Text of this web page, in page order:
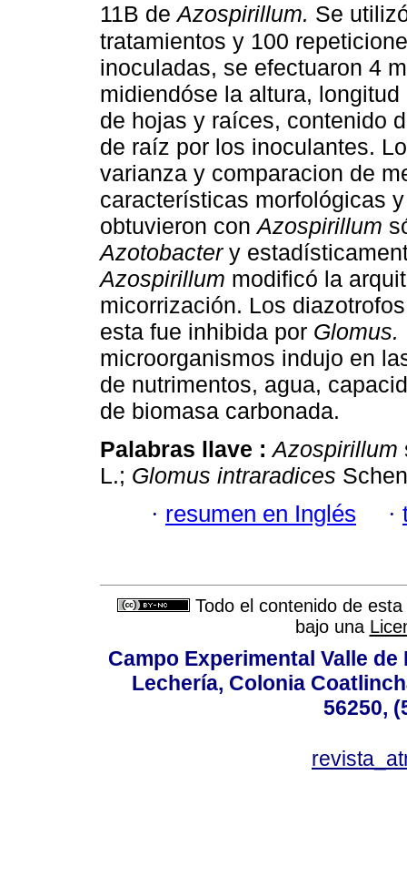
11B deAzospirillum. Se
tratamientos y 100
inoculadas, se efectuaron 4
midiendóse la altura,
de hojas y raíces, contenido
de raíz por los inoculantes.
varianza y comparacion de
características morfológicas
obtuvieron con Azospirillum
Azotobactery
Azospirillum modificó la
micorrización. Los
esta fue inhibida por Glomus.
microorganismos indujo en
de nutrimentos, agua,
de biomasa carbonada.
Palabras llave :Azospirillum
L.; Glomus intraradices
· resumen en Inglés ·
Todo el contenido de
bajo una
Campo Experimental Valle
Lechería, Colonia
56250,